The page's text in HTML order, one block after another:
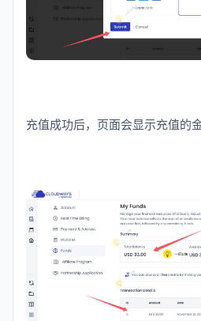
充值成功后，页面会显示充值的